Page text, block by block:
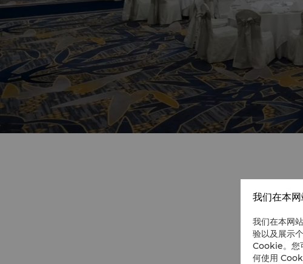
选择
我们在本
我们在本网
验以及展示
Cookie。您
何使用